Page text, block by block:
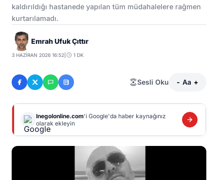
kaldırıldığı hastanede yapılan tüm müdahalelere rağmen
kurtarılamadı.
Emrah Ufuk Çıttır
3 HAZIRAN 2026 16:52 1 DK
Sesli Oku - Aa +
Inegolonline.com'i Google'da haber kaynağınız
olarak ekleyin